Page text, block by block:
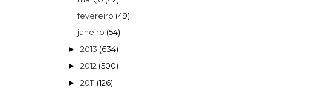
fevereiro (49)
janeiro (54)
► 2013 (634)
► 2012 (500)
► 2011 (126)